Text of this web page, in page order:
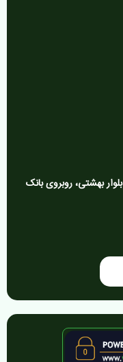
بهشتی، روبروی بانک